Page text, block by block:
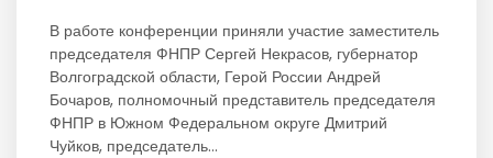
В работе конференции приняли участие заместитель
председателя ФНПР Сергей Некрасов, губернатор
Волгоградской области, Герой России Андрей
Бочаров, полномочный представитель председателя
ФНПР в Южном Федеральном округе Дмитрий
Чуйков, председатель...